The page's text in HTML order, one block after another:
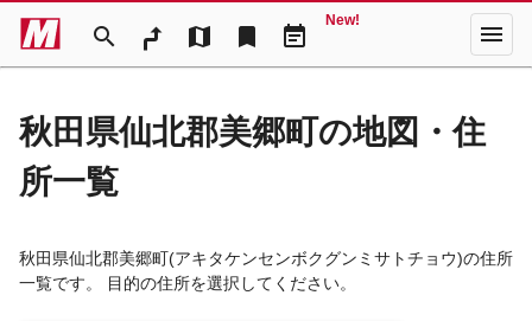
search map bookmark event_note
New! menu
秋田県仙北郡美郷町の地図・住
所一覧
秋田県仙北郡美郷町(アキタケンセンボクグンミサトチョウ)の住所
一覧です。 目的の住所を選択してください。